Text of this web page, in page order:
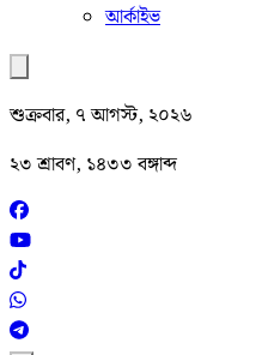
আর্কাইভ
শুক্রবার, ৭ আগস্ট, ২০২৬
২৩ শ্রাবণ, ১৪৩৩ বঙ্গাব্দ